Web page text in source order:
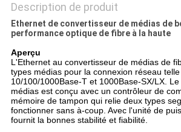
POLITIQUE
DE
CONFIDENTIALITÉ
Description de produit
Ethernet de convertisseur de médias de
performance optique de fibre à la haute
Aperçu
L'Ethernet au convertisseur de médias de
types médias pour la connexion réseau
10/100/1000Base-T et 1000Base-SX/LX.
médias est conçu avec un contrôleur de
mémoire de tampon qui relie deux types
fonctionner sans à-coup. Avec l'unité de
fournit la bonnes stabilité et fiabilité.